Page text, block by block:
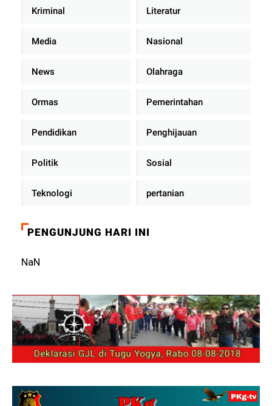
Kriminal Literatur
Media Nasional
News Olahraga
Ormas Pemerintahan
Pendidikan Penghijauan
Politik Sosial
Teknologi pertanian
PENGUNJUNG HARI INI
NaN